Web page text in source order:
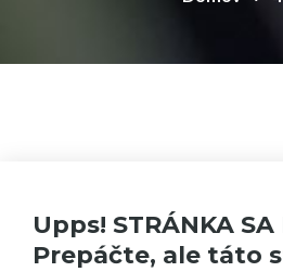
Upps! STRÁNKA SA
Prepáčte, ale táto